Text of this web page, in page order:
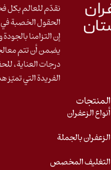
نقدّم للعالم بكل
الحقول الخصبة
إن التزامنا
يضمن أن تتم
درجات العناية،
الفريدة التي تميّز
المنتجات
أنواع الزعفران
الزعفران بالجملة
التغليف المخصص